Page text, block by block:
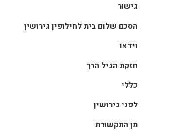
גישור
הסכם שלום בית לחילופין גירושין
וידאו
חזקת הגיל הרך
כללי
לפני גירושין
מן התקשורת